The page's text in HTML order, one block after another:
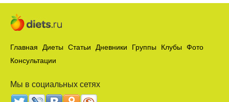
Главная Диеты Статьи Дневники Группы Клубы
Фото
Консультации
Мы в социальных сетях